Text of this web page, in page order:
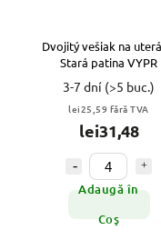
Dvojitý vešiak na
Stará patina VYPR
3-7 dní (>5 buc.)
lei25,59 fără TVA
lei31,48
Adaugă în
Coş